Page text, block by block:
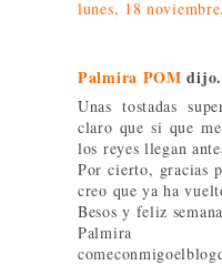
lunes, 18
Palmira POM
Unas tostadas
claro que si que
los reyes llegan
Por cierto, gracias
creo que ya ha
Besos y feliz
Palmira